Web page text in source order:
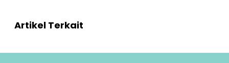
Artikel Terkait